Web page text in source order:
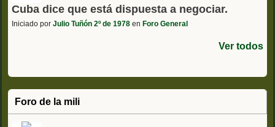
Cuba dice que está dispuesta a negociar.
Iniciado por Julio Tuñón 2º de 1978 en Foro General
Ver todos
Foro de la mili